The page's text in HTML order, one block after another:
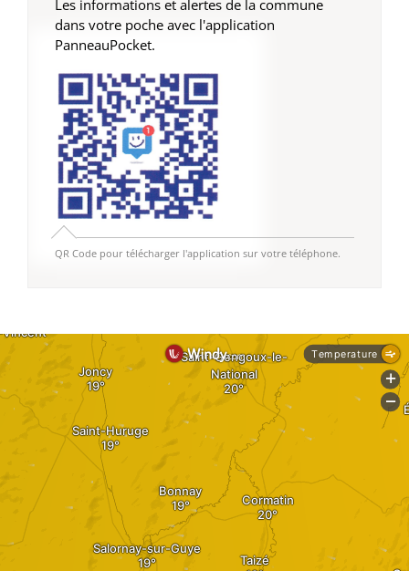
Les informations et alertes de la commune
dans votre poche avec l'application
PanneauPocket.
QR Code pour télécharger l'application sur votre téléphone.